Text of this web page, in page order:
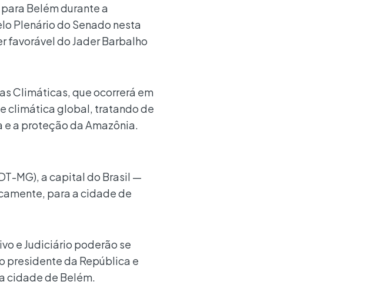
Belém durante a
Plenário do Senado nesta
favorável do Jader Barbalho
Climáticas, que ocorrerá em
climática global, tratando de
a proteção da Amazônia.
MG), a capital do Brasil —
para a cidade de
e Judiciário poderão se
presidente da República e
cidade de Belém.